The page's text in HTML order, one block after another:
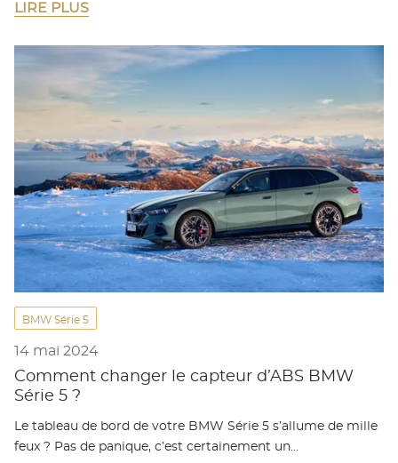
LIRE PLUS
BMW Série 5
14 mai 2024
Comment changer le capteur d’ABS BMW
Série 5 ?
Le tableau de bord de votre BMW Série 5 s’allume de mille
feux ? Pas de panique, c’est certainement un…